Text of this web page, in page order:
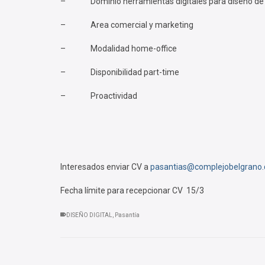
– Area comercial y marketing
– Modalidad home-office
– Disponibilidad part-time
– Proactividad
Interesados enviar CV a
Fecha límite para recepcionar CV 15/3
DISEÑO DIGITAL Pasantía